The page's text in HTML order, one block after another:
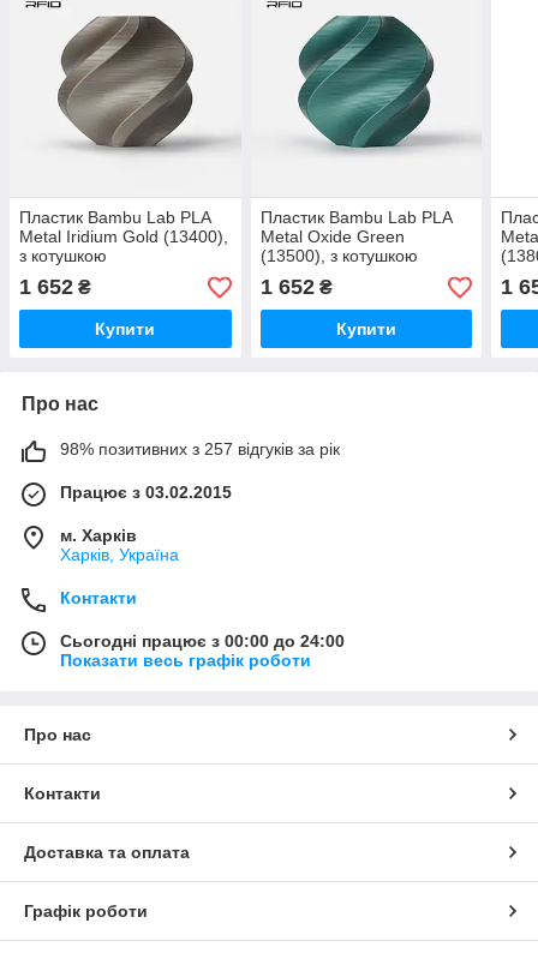
Пластик Bambu Lab PLA
Metal Iridium Gold (13400),
з котушкою
1 652 ₴
Купити
Пластик Bambu Lab PLA
Metal Oxide Green
(13500), з котушкою
1 652₴
Купити
1
Про нас
98% позитивних з 257 відгуків за рік
Працює з 03.02.2015
м. Харків
Харків, Україна
Контакти
Сьогодні працює з 00:00 до 24:00
Показати весь графік роботи
Про нас
Контакти
Доставка та оплата
Графік роботи